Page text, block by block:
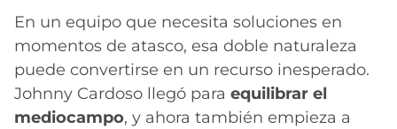
En un equipo que necesita soluciones en
momentos de atasco, esa doble naturaleza
puede convertirse en un recurso inesperado.
Johnny Cardoso llegó para equilibrar el
mediocampo, y ahora también empieza a